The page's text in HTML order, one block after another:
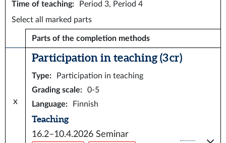
Time of teaching:
Period 3, Period 4
Select all marked parts
Parts of the completion methods
x
Participation in teaching (3 cr)
Type:
Participation in teaching
Grading scale:
0-5
Language: Finnish
Teaching
16.2–10.4.2026 Seminar